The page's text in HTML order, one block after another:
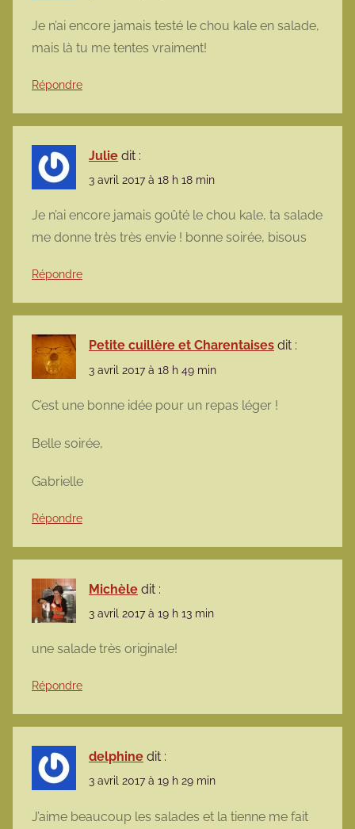
Je n’ai encore jamais testé le chou kale en salade,
mais là tu me tentes vraiment!
Répondre
Julie dit :
3 avril 2017 à 18 h 18 min
Je n’ai encore jamais goûté le chou kale, ta salade
me donne très très envie ! bonne soirée, bisous
Répondre
Petite cuillère et Charentaises dit :
3 avril 2017 à 18 h 49 min
C’est une bonne idée pour un repas léger !
Belle soirée,
Gabrielle
Répondre
Michèle dit :
3 avril 2017 à 19 h 13 min
une salade très originale!
Répondre
delphine dit :
3 avril 2017 à 19 h 29 min
J’aime beaucoup les salades et la tienne me fait